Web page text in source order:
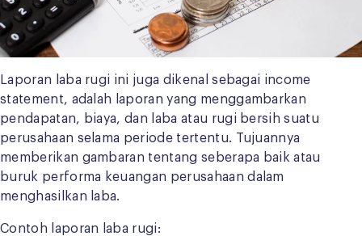
Laporan laba rugi ini juga dikenal sebagai income
statement, adalah laporan yang menggambarkan
pendapatan, biaya, dan laba atau rugi bersih suatu
perusahaan selama periode tertentu. Tujuannya
memberikan gambaran tentang seberapa baik atau
buruk performa keuangan perusahaan dalam
menghasilkan laba.
Contoh laporan laba rugi: